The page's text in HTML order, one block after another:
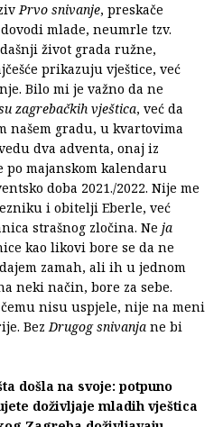
Prvo snivanje, preskače
mlade, neumrle tzv.
život grada ružne,
prikazuju vještice, već
Bilo mi je važno da ne
zagrebačkih vještica, već da
našem gradu, u kvartovima
dva adventa, onaj iz
po majanskom kalendaru
doba 2021./2022. Nije me
i obitelji Eberle, već
strašnog zločina. Ne ja
kao likovi bore se da ne
zamah, ali ih u jednom
neki način, bore za sebe.
nisu uspjele, nije na meni
BezDrugog snivanja ne bi
došla na svoje: potpuno
doživljaje mladih vještica